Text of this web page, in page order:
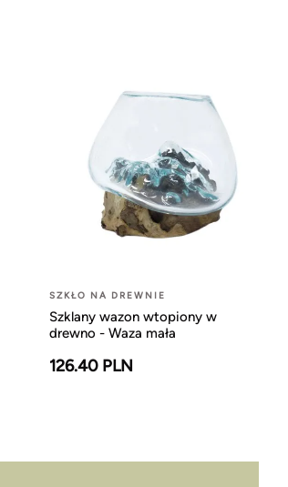
SZKŁO NA DREWNIE
Szklany wazon wtopiony w
drewno - Waza mała
126.40 PLN